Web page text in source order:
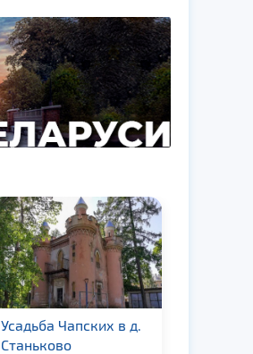
Усадьба Чапских в д.
Станьково